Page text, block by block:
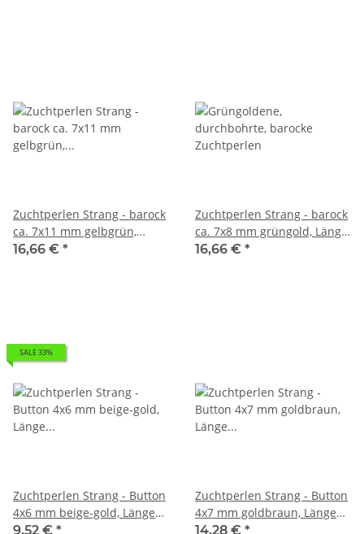
Zuchtperlen Strang - barock
ca. 7x11 mm gelbgrün,
Länge 40 cm /7144
16,66 € *
Zuchtperlen Strang - barock
ca. 7x8 mm grüngold, Länge
37 cm /R299
16,66 € *
SALE 33%
Zuchtperlen Strang - Button
4x6 mm beige-gold, Länge
41 cm /7282
9,52 € *
Zuchtperlen Strang - Button
4x7 mm goldbraun, Länge
40 cm /7264
14,28 € *